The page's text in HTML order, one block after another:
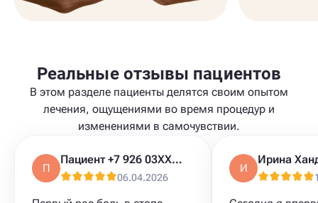
Реальные отзывы пациентов
В этом разделе пациенты делятся своим опытом
лечения, ощущениями во время процедур и
изменениями в самочувствии.
П
Пациент +7 926 03XXXXX
06.04.2026
И
Ирина